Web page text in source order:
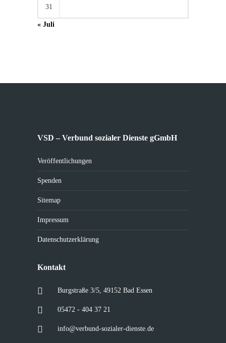
31
« Juli
VSD – Verbund sozialer Dienste gGmbH
Veröffentlichungen
Spenden
Sitemap
Impressum
Datenschutzerklärung
Kontakt
Burgstraße 3/5, 49152 Bad Essen
05472 - 404 37 21
info@verbund-sozialer-dienste.de